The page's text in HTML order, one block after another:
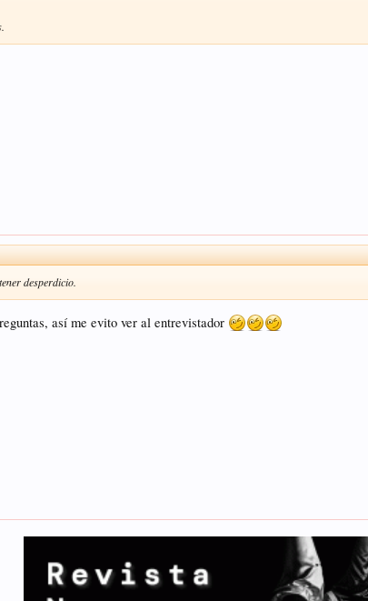
desperdicio.
así me evito ver al entrevistador